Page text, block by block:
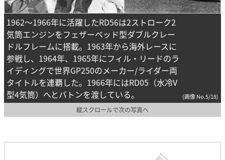
1962～1966年に活躍したRD56は2ストローク2
気筒エンジンをフェザーベッド型ダブルクレー
ドルフレームに搭載。1963年から海外レースに
参戦し、1964年、1965年にフィル・リードのラ
イディングで世界GP250のメーカー/ライダー両
タイトルを連覇した。1966年にはRD05（水冷V
型4気筒）へとバトンを渡している。
(画像 No.5/18)
縦スクロールで次の写真へ